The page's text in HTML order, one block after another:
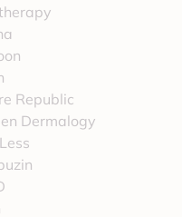
Republic
Dermalogy